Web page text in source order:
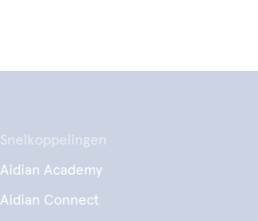
Snelkoppelingen
Aidian Academy
Aidian Connect